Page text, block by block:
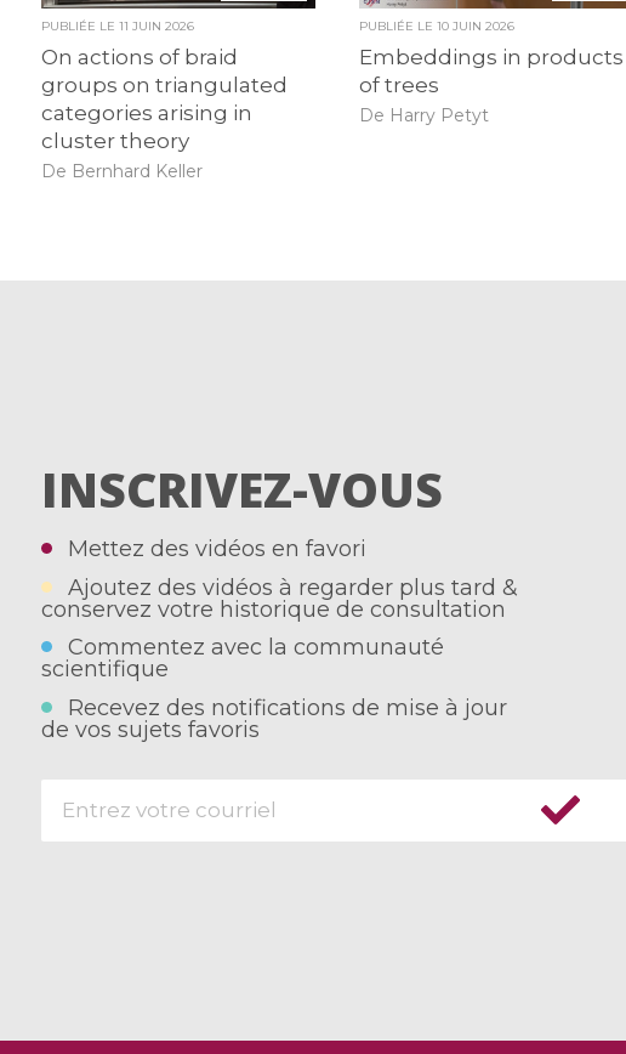
PUBLIÉE LE 11 JUIN 2026
On actions of braid
groups on triangulated
categories arising in
cluster theory
De Bernhard Keller
PUBLIÉE LE10 JUIN 2026
Embeddings in products
of trees
De Harry Petyt
INSCRIVEZ-VOUS
Mettez des vidéos en favori
Ajoutez des vidéos à regarder plus tard &
conservez votre historique de consultation
Commentez avec la communauté
scientifique
Recevez des notifications de mise à jour
de vos sujets favoris